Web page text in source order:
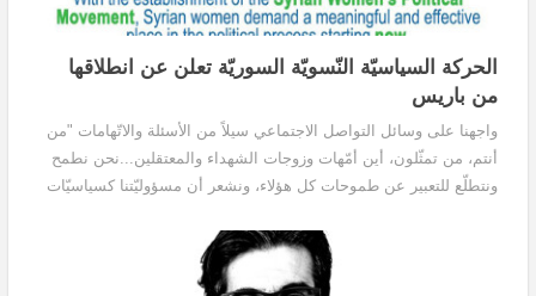
الحركة السياسيّة النّسويّة السوريّة تعلن عن انطلاقها
من باريس
واجهنا على وسائل التواصل الاجتماعي سيلاً من الأسئلة والاتّهامات "من
أنتم، من تمثّلون، أين أمّهات وزوجات الشهداء والمعتقلين...نحن نطمح
ونتطلّع للتعبير عن طموحات كل هؤلاء، ونشعر أن مسؤوليّتنا كسياسيّات
الكافية بعد عشرات السنيين من الديكتاتورية التي عشناها في سورية.